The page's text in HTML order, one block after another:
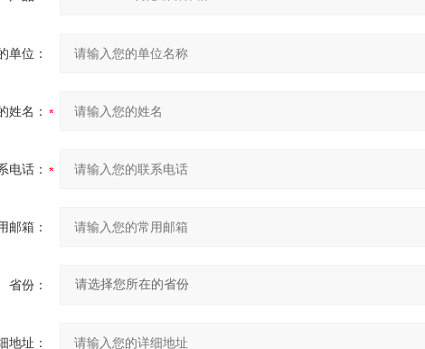
单位：
姓名：
电话：
邮箱：
省份：
地址：